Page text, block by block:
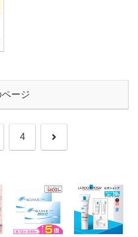
ページ
4 次